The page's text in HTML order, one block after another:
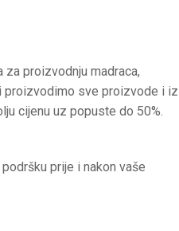
proizvodnju madraca,
proizvodimo sve proizvode i iz
cijenu uz popuste do 50%.
prije i nakon vaše